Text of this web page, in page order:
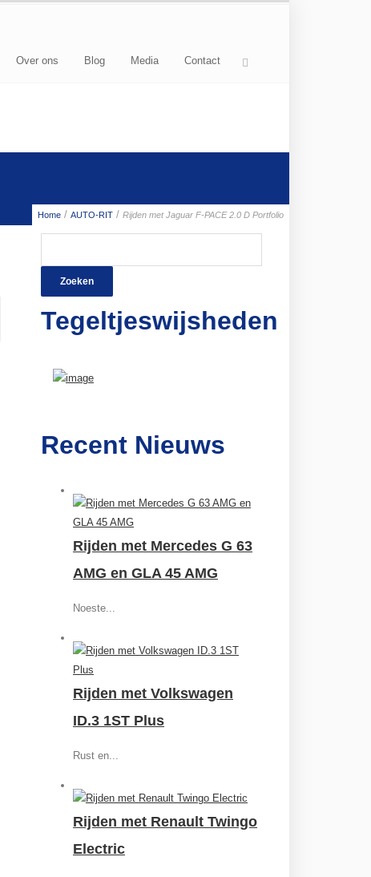
Over ons Blog Media Contact
Home / AUTO-RIT / Rijden met Jaguar F-PACE 2.0 D Portfolio
Tegeltjeswijsheden
Recent Nieuws
Rijden met Mercedes G 63
AMG en GLA 45 AMG
Noeste...
Rijden met Volkswagen
ID.3 1ST Plus
Rust en...
Rijden met Renault Twingo
Electric